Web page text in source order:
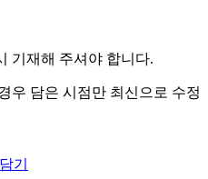
기재해 주셔야 합니다.
우 담은 시점만 최신으로 수정
기